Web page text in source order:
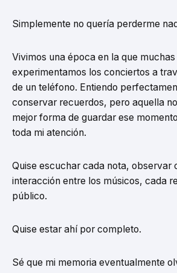
Simplemente no quería perderme
Vivimos una época en la que
experimentamos los conciertos a
de un teléfono. Entiendo
conservar recuerdos, pero aquella
mejor forma de guardar ese
toda mi atención.
Quise escuchar cada nota, observar
interacción entre los músicos, cada
público.
Quise estar ahí por completo.
Sé que mi memoria eventualmente